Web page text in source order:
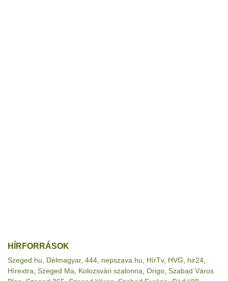
HÍRFORRÁSOK
Szeged.hu Délmagyar, 444 nepszava.hu HírTv, HVG hir24
Hírextra Szeged Ma Kolozsvári szalonna Origo Szabad Város